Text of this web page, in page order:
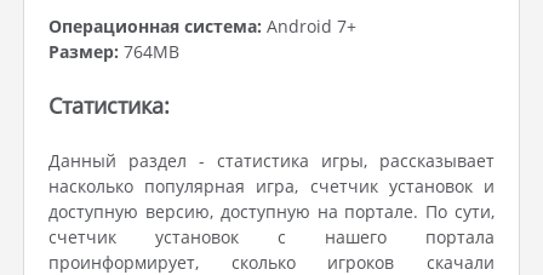
Операционная система: Android 7+
Размер: 764MB
Статистика:
Данный раздел - статистика игры, рассказывает
насколько популярная игра, счетчик установок и
доступную версию, доступную на портале. По сути,
счетчик установок с нашего портала
проинформирует, сколько игроков скачали